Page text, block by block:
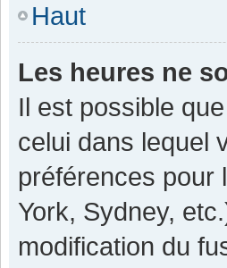
Haut
Les heures ne
Il est possible
celui dans lequel
préférences pour
York, Sydney,
modification du